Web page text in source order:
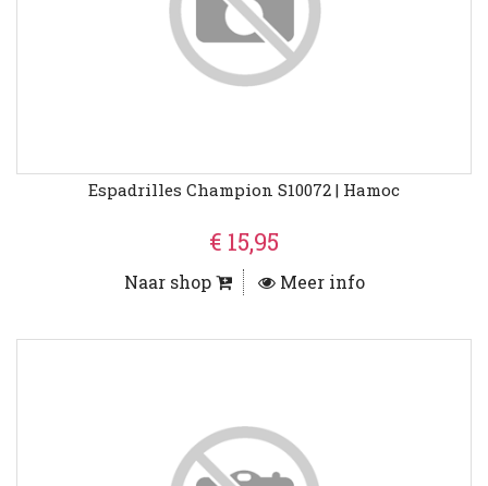
Espadrilles Champion S10072 | Hamoc
€ 15,95
Naar shop Meer info